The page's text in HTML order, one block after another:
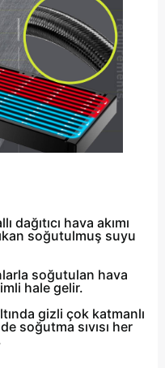
hava akımı
soğutulmuş suyu
soğutulan hava
hale gelir.
gizli çok katmanlı
soğutma sıvısı her